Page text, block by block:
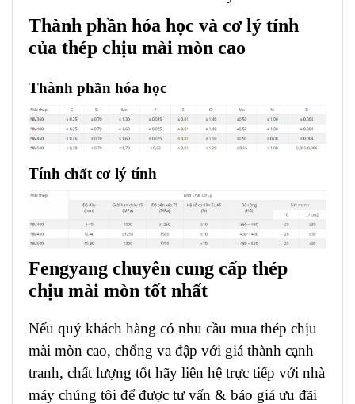
Thành phần hóa học và cơ lý tính
của thép chịu mài mòn cao
Thành phần hóa học
Tính chất cơ lý tính
Fengyang chuyên cung cấp thép
chịu mài mòn tốt nhất
Nếu quý khách hàng có nhu cầu mua thép chịu
mài mòn cao, chống va đập với giá thành cạnh
tranh, chất lượng tốt hãy liên hệ trực tiếp với nhà
máy chúng tôi để được tư vấn & báo giá ưu đãi